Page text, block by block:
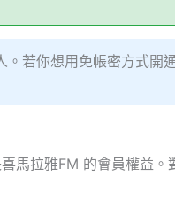
若你想用免帳密方式開
馬拉雅FM 的會員權益